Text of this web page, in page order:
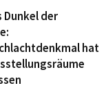
Dunkel der
hat